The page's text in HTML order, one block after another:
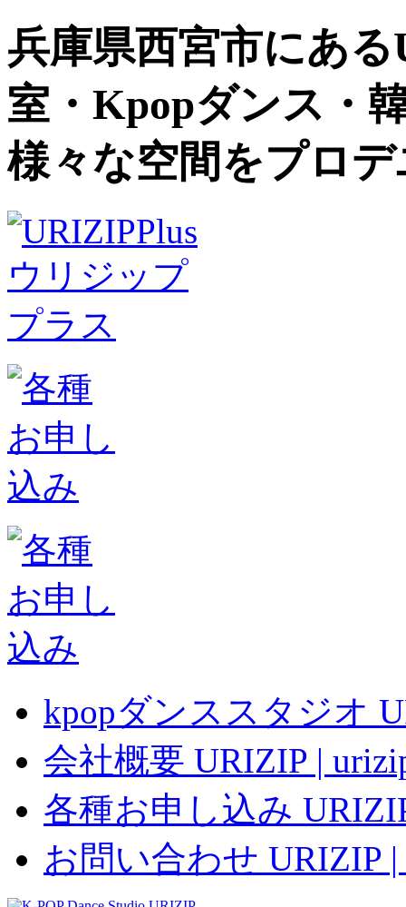
兵庫県西宮市にあ
室・Kpopダンス・
様々な空間をプロ
kpopダンススタジオ
会社概要 URIZIP |
各種お申し込み
お問い合わせ URIZIP